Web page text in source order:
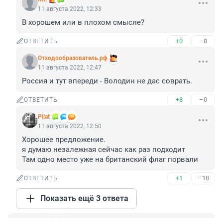
11 августа 2022, 12:33
В хорошем или в плохом смысле?
ОТВЕТИТЬ +0 –0
Отходообразователь.рф
11 августа 2022, 12:47
Россия и тут впереди - Володин не дас соврать.
ОТВЕТИТЬ +8 –0
Pilat
11 августа 2022, 12:50
Хорошее предложение.
я думаю незалежная сейчас как раз подходит
Там одно место уже на британский флаг порвали
ОТВЕТИТЬ +1 –10
Показать ещё 3 ответа